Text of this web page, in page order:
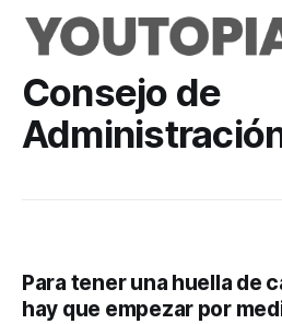
Consejo de
Para tener una huella de
hay que empezar por